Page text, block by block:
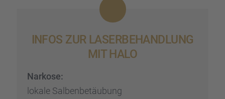
INFOS ZUR LASER­BE­HAND­LUNG
MIT HALO
Narkose:
lokale Salben­be­täu­bung